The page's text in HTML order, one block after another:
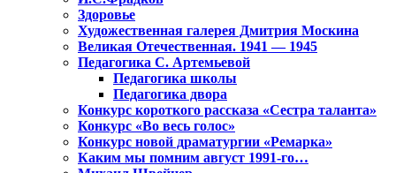
Здоровье
Художественная галерея Дмитрия Москина
Великая Отечественная. 1941 — 1945
Педагогика С. Артемьевой
Педагогика школы
Педагогика двора
Конкурс короткого рассказа «Сестра таланта»
Конкурс «Во весь голос»
Конкурс новой драматургии «Ремарка»
Каким мы помним август 1991-го…